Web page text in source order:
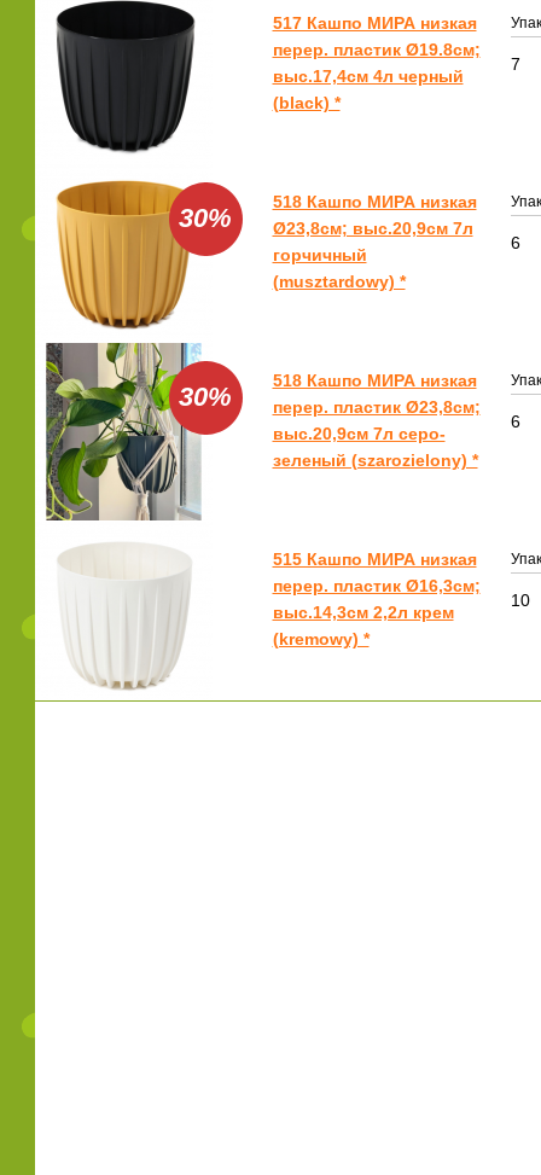
517 Кашпо МИРА низкая
перер. пластик Ø19.8см;
выс.17,4см 4л черный
(black) *
7
30%
518 Кашпо МИРА низкая
Ø23,8см; выс.20,9см 7л
горчичный
(musztardowy) *
6
30%
518 Кашпо МИРА низкая
перер. пластик Ø23,8см;
выс.20,9см 7л серо-
зеленый (szarozielony) *
6
515 Кашпо МИРА низкая
перер. пластик Ø16,3см;
выс.14,3см 2,2л крем
(kremowy) *
10